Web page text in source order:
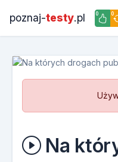
poznaj-testy.pl 0 0
Na